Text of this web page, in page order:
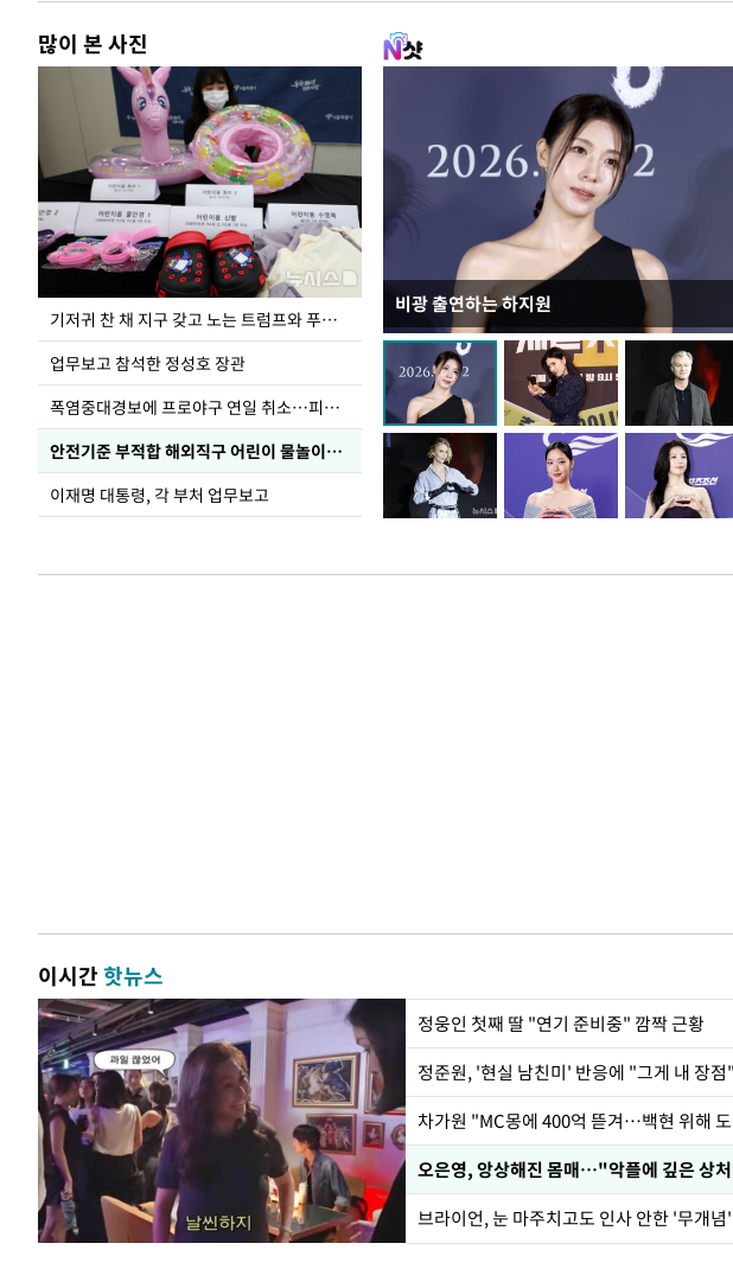
많이 본 사진
기저귀 찬 채 지구 갖고 노는 트럼프와 푸틴 형상 미로
업무보고 참석한 정성호 장관
폭염중대경보에 프로야구 연일 취소…피칭 연습장 '52도'
안전기준 부적합 해외직구 어린이 물놀이용품 판매 중단 요청한 서울시
이재명 대통령, 각 부처 업무보고
비광 출연하는 하지원
가을 준비하는 들녘
이시간핫뉴스
정웅인 첫째 딸 "연기 준비중" 깜짝 근황
정준원, '현실 남친미' 반응에 "그게 내 장점"
오은영, 앙상해진 몸매…"악플에 깊은 상